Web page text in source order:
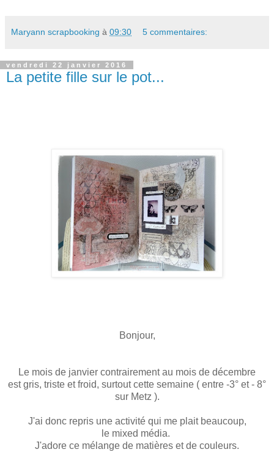
Maryann scrapbooking à 09:30 5 commentaires:
vendredi 22 janvier 2016
La petite fille sur le pot...
Bonjour,
Le mois de janvier contrairement au mois de décembre
est gris, triste et froid, surtout cette semaine ( entre -3° et - 8°
sur Metz ).
J'ai donc repris une activité qui me plait beaucoup,
le mixed média.
J'adore ce mélange de matières et de couleurs.